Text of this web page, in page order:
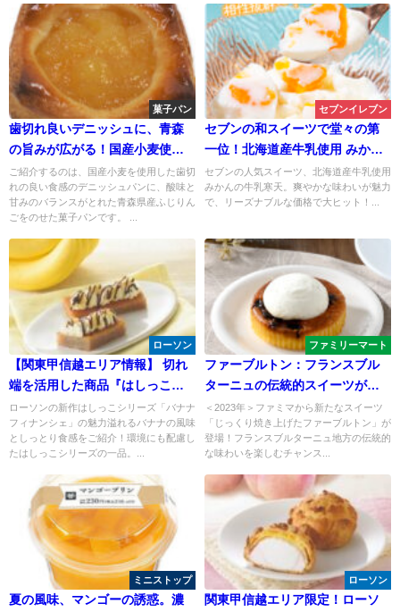
菓子パン
歯切れ良いデニッシュに、青森
の旨みが広がる！国産小麦使用
青森県産ふじりんごのデニッシ
ュ
ご紹介するのは、国産小麦を使用した歯切
れの良い食感のデニッシュパンに、酸味と
甘みのバランスがとれた青森県産ふじりん
ごをのせた菓子パンです。 ...
セブンイレブン
セブンの和スイーツで堂々の第
一位！北海道産牛乳使用 みかん
の牛乳寒天がリニューアル新発
売！
セブンの人気スイーツ、北海道産牛乳使用
みかんの牛乳寒天。爽やかな味わいが魅力
で、リーズナブルな価格で大ヒット！...
ローソン
【関東甲信越エリア情報】 切れ
端を活用した商品『はしっこ！
シリーズ』第一弾！バナナフィ
ナンシェ
ローソンの新作はしっこシリーズ「バナナ
フィナンシェ」の魅力溢れるバナナの風味
としっとり食感をご紹介！環境にも配慮し
たはしっこシリーズの一品。...
ファミリーマート
ファーブルトン：フランスブル
ターニュの伝統的スイーツがフ
ァミリーマートに登場！
＜2023年＞ファミマから新たなスイーツ
「じっくり焼き上げたファーブルトン」が
登場！フランスブルターニュ地方の伝統的
な味わいを楽しむチャンス...
ミニストップ
夏の風味、マンゴーの誘惑。濃
ローソン
関東甲信越エリア限定！ローソ